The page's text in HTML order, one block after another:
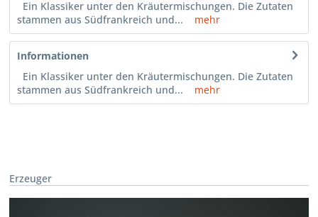
Ein Klassiker unter den Kräutermischungen. Die Zutaten
stammen aus Südfrankreich und...
mehr
Informationen
Ein Klassiker unter den Kräutermischungen. Die Zutaten
stammen aus Südfrankreich und...
mehr
Erzeuger